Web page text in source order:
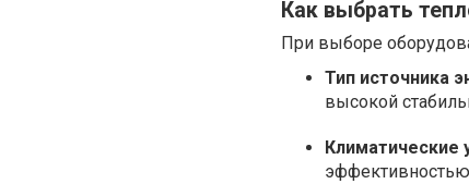
Как выбрать
При выборе
Тип источника
высокой
Климатические
эффективностью